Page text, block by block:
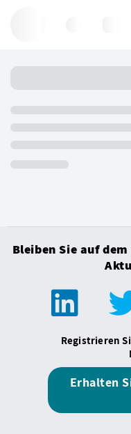
Bleiben Sie auf
Registrieren
Erhalten